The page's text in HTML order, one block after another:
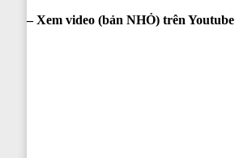
– Xem video (bản NHỎ) trên Youtube